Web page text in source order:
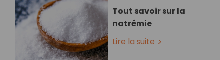
Tout savoir sur la
natrémie
Lire la suite